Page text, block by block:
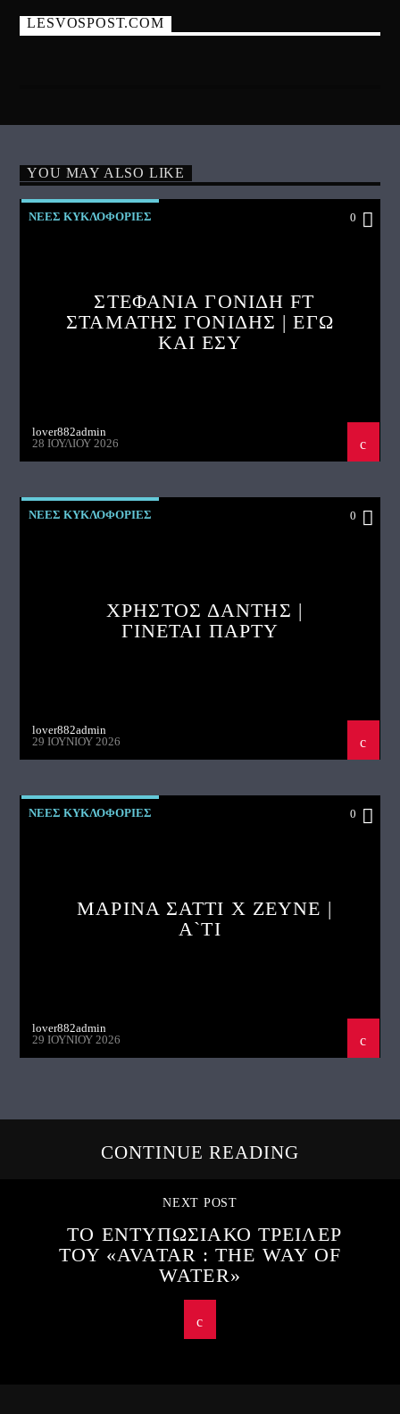
LESVOSPOST.COM
YOU MAY ALSO LIKE
ΝΕΕΣ ΚΥΚΛΟΦΟΡΙΕΣ 0
ΣΤΕΦΑΝΙΑ ΓΟΝΙΔΗ FT
ΣΤΑΜΑΤΗΣ ΓΟΝΙΔΗΣ | ΕΓΩ
ΚΑΙ ΕΣΥ
lover882admin
28 ΙΟΥΛΊΟΥ 2026
ΝΕΕΣ ΚΥΚΛΟΦΟΡΙΕΣ 0
ΧΡΗΣΤΟΣ ΔΑΝΤΗΣ |
ΓΙΝΕΤΑΙ ΠΑΡΤΥ
lover882admin
29 ΙΟΥΝΊΟΥ 2026
ΝΕΕΣ ΚΥΚΛΟΦΟΡΙΕΣ 0
ΜΑΡΙΝΑ ΣΑΤΤΙ X ZEYNE |
A`TI
lover882admin
29 ΙΟΥΝΊΟΥ 2026
CONTINUE READING
NEXT POST
ΤΟ ΕΝΤΥΠΩΣΙΑΚΟ ΤΡΕΙΛΕΡ
ΤΟΥ «AVATAR : THE WAY OF
WATER»